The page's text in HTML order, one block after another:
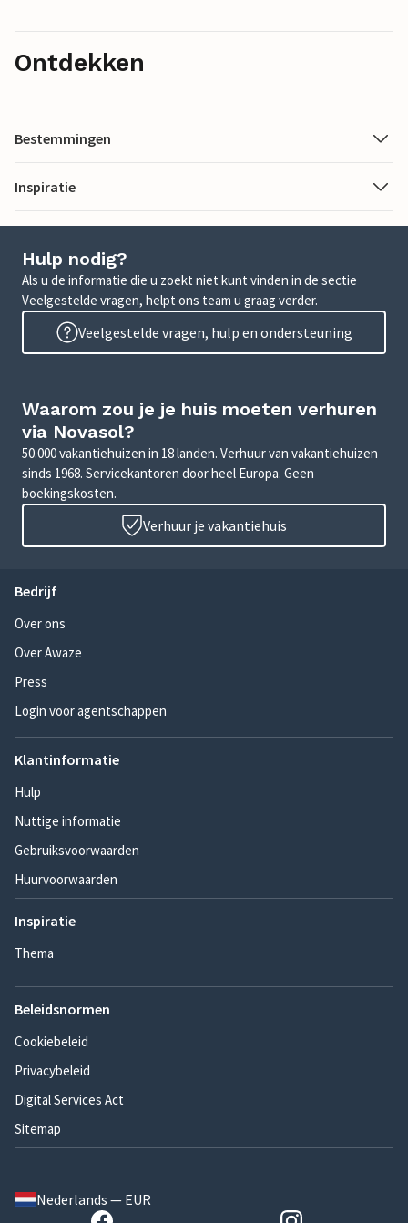
Ontdekken
Bestemmingen
Inspiratie
Hulp nodig?
Als u de informatie die u zoekt niet kunt vinden in de sectie
Veelgestelde vragen, helpt ons team u graag verder.
Veelgestelde vragen, hulp en ondersteuning
Waarom zou je je huis moeten verhuren
via Novasol?
50.000 vakantiehuizen in 18 landen. Verhuur van vakantiehuizen
sinds 1968. Servicekantoren door heel Europa. Geen
boekingskosten.
Verhuur je vakantiehuis
Bedrijf
Over ons
Over Awaze
Press
Login voor agentschappen
Klantinformatie
Hulp
Nuttige informatie
Gebruiksvoorwaarden
Huurvoorwaarden
Inspiratie
Thema
Beleidsnormen
Cookiebeleid
Privacybeleid
Digital Services Act
Sitemap
Nederlands — EUR